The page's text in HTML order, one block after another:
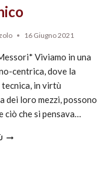
16 Giugno 2021
Viviamo in una
centrica, dove la
tecnica, in virtù
dei loro mezzi, possono
ciò che si pensava…